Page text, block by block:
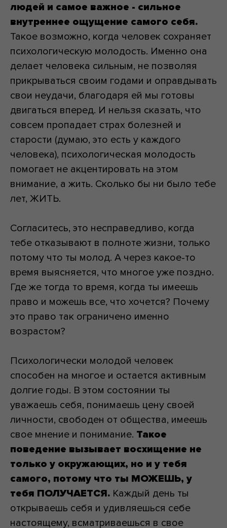
людей и самое важное - сильное
внутреннее ощущение самого себя.
Такое возможно, когда человек сохраняет
психологическую молодость. Именно она
делает человека сильным, не позволяя
прикрываться своим годами и оправдывать
свои неудачи, благодаря ей мы готовы
двигаться вперед. И нельзя сказать, что
совсем пропадает страх болезней и
старости (думаю, это есть у каждого
человека), психологическая молодость
помогает не акцентировать на этом
внимание, а жить. Сколько бы ни было тебе
лет, ЖИТЬ.
Согласитесь, это несправедливо, когда
тебе отказывают в полноте жизни, только
потому что ты молод. А через какое-то
время выясняется, что многое уже поздно.
Где же тогда то время, когда ты имеешь
право и можешь все, что хочется? Почему
это право так ограничено именно
возрастом?
Психологически молодой человек
способен на многое и остается активным
долгие годы. В этом состоянии ты
уважаешь себя, понимаешь цену своей
личности, свободен от общества, имеешь
свое мнение и понимание. Такое
поведение вызывает восхищение не
только у окружающих, но и у тебя
самого, потому что ты МОЖЕШЬ, у
тебя ПОЛУЧАЕТСЯ. Каждый день ты
открываешь себя и удивляешься себе
настоящему, всматриваешься в свое